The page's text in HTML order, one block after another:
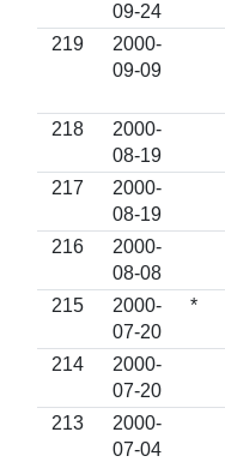
09-24
219
2000-
09-09
218
2000-
08-19
217
2000-
08-19
216
2000-
08-08
215
2000-
07-20
*
214
2000-
07-20
213
2000-
07-04